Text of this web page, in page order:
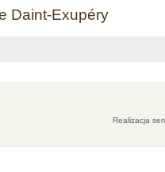
Daint-Exupéry
Realizacja